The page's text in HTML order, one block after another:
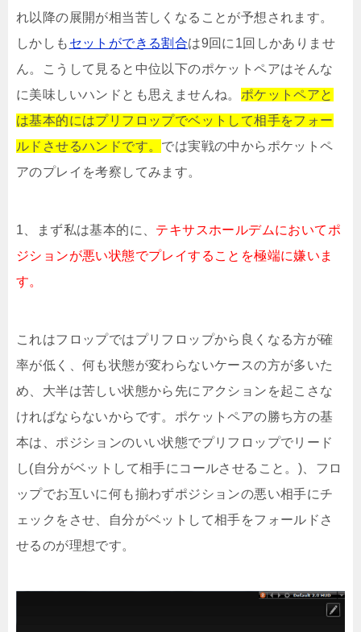
れ以降の展開が相当苦しくなることが予想されます。
しかしも セットができる割合は9回に1回しかありませ
ん。こうして見ると中位以下のポケットペアはそんな
に美味しいハンドとも思えませんね。 ポケットペアと
は基本的にはプリフロップでベットして相手をフォー
ルドさせるハンドです。 では実戦の中からポケットペ
アのプレイを考察してみます。
1、まず私は基本的に、 テキサスホールデムにおいてポ
ジションが悪い状態でプレイすることを極端に嫌いま
す。
これはフロップではプリフロップから良くなる方が確
率が低く、何も状態が変わらないケースの方が多いた
め、大半は苦しい状態から先にアクションを起こさな
ければならないからです。ポケットペアの勝ち方の基
本は、ポジションのいい状態でプリフロップでリード
し(自分がベットして相手にコールさせること。)、フロ
ップでお互いに何も揃わずポジションの悪い相手にチ
ェックをさせ、自分がベットして相手をフォールドさ
せるのが理想です。